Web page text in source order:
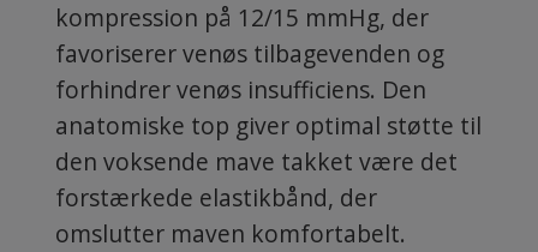
kompression på 12/15 mmHg, der
favoriserer venøs tilbagevenden og
forhindrer venøs insufficiens. Den
anatomiske top giver optimal støtte til
den voksende mave takket være det
forstærkede elastikbånd, der
omslutter maven komfortabelt.